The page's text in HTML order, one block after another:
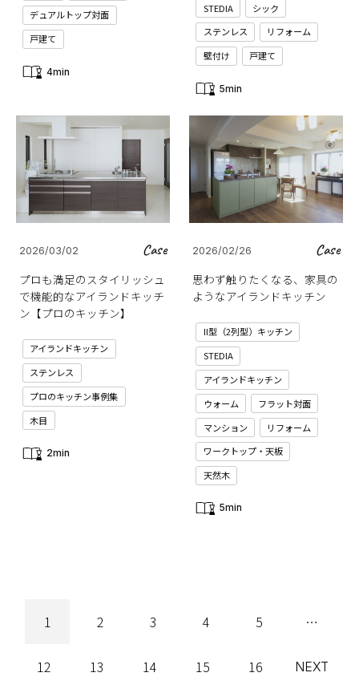
デュアルトップ対面
戸建て
4min
STEDIA
シック
ステンレス
リフォーム
壁付け
戸建て
5min
2026/03/02 Case
プロも満足のスタイリッシュ
で機能的なアイランドキッチ
ン【プロのキッチン】
アイランドキッチン
ステンレス
プロのキッチン事例集
木目
2min
2026/02/26 Case
思わず触りたくなる、家具の
ようなアイランドキッチン
II型（2列型）キッチン
STEDIA
アイランドキッチン
ウォーム
フラット対面
マンション
リフォーム
ワークトップ・天板
天然木
5min
1 2 3 4 5 …
12 13 14 15 16 NEXT